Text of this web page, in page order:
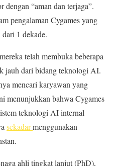
dengan “aman dan terjaga”.
pengalaman Cygames yang
1 dekade.
telah membuka beberapa
jauh dari bidang teknologi AI.
mencari karyawan yang
menunjukkan bahwa Cygames
teknologi AI internal
sekadarmenggunakan
ahli tingkat lanjut (PhD),